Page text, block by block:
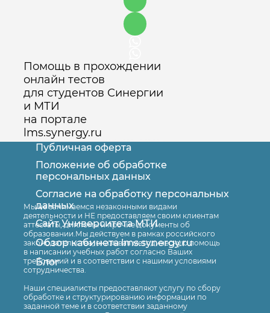
Помощь в прохождении
онлайн тестов
для студентов Синергии
и МТИ
на портале
lms.synergy.ru
Оставить заявку
Публичная оферта
Положение об обработке
персональных данных
Согласие на обработку персональных
данных
Сайт Университета МТИ
Обзор кабинета lms.synergy.ru
Блог
Мы не занимаемся незаконными видами
деятельности и НЕ предоставляем своим клиентам
аттестаты, дипломы и прочие документы об
образовании.Мы действуем в рамках российского
законодательства, оказывая методическую помощь
в написании учебных работ согласно Ваших
требований и в соответствии с нашими условиями
сотрудничества.
Наши специалисты предоставляют услугу по сбору
обработке и структурированию информации по
заданной теме и в соответствии заданному